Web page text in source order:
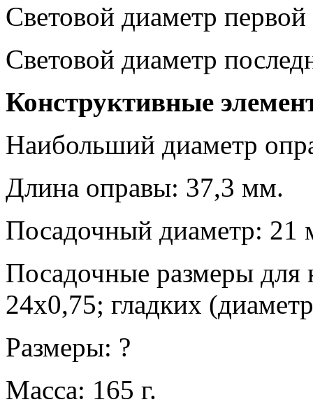
Световой диаметр
Световой диаметр
Конструктивные
Наибольший диаметр
Длина оправы: 37,3 мм.
Посадочный диаметр: 21
Посадочные размеры
24х0,75; гладких
Размеры: ?
Масса: 165 г.